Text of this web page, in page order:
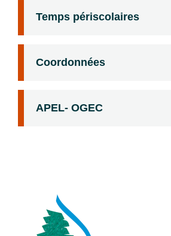
Temps périscolaires
Coordonnées
APEL- OGEC